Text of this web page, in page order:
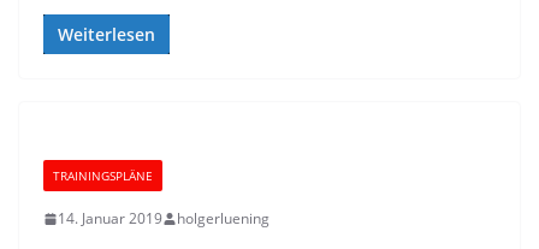
Weiterlesen
TRAININGSPLÄNE
14. Januar 2019 holgerluening